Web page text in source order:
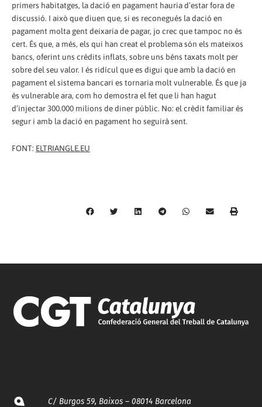
primers habitatges, la dació en pagament hauria d’estar fora de
discussió. I això que diuen que, si es reconegués la dació en
pagament molta gent deixaria de pagar, jo crec que tampoc no és
cert. És que, a més, els qui han creat el problema són els mateixos
bancs, oferint uns crèdits inflats, sobre uns béns taxats molt per
sobre del seu valor. I és ridícul que es digui que amb la dació en
pagament el sistema bancari es tornaria molt vulnerable. És que ja
és vulnerable ara, com ho demostra el fet que li han hagut
d’injectar 300.000 milions de diner públic. No: el crèdit familiar és
segur i amb la dació en pagament ho seguirà sent.
FONT: ELTRIANGLE.EU
C/ Burgos 59, Baixos – 08014 Barcelona